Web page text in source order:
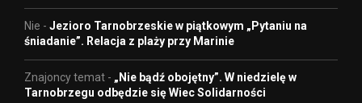
Nie - Jezioro Tarnobrzeskie w piątkowym „Pytaniu na
śniadanie”. Relacja z plaży przy Marinie
Znajoncy temat - „Nie bądź obojętny”. W niedzielę w
Tarnobrzegu odbędzie się Wiec Solidarności